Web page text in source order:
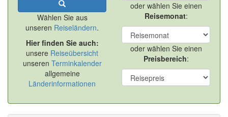
Wählen Sie aus
unseren Reiseländern.
Hier finden Sie auch:
unsere Reiseübersicht
unseren Terminkalender
allgemeine
Länderinformationen
oder wählen Sie einen
Reisemonat:
oder wählen Sie einen
Preisbereich: